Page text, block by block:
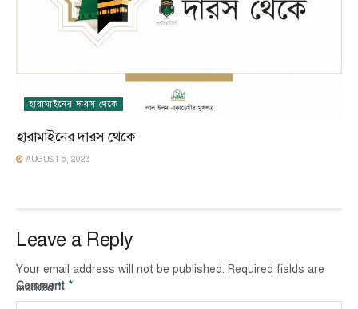
হারামাইনের দারস থেকে
হারামাইনের দারস থেকে
AUGUST 5, 2023
Leave a Reply
Your email address will not be published. Required fields are
marked*
Comment *